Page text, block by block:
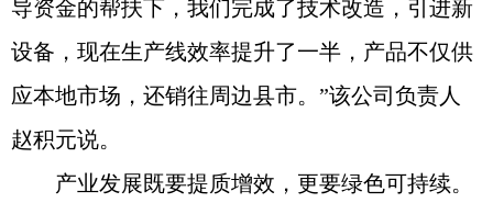
导资金的帮扶下，我们完成了技术改造，引进新
设备，现在生产线效率提升了一半，产品不仅供
应本地市场，还销往周边县市。”该公司负责人
赵积元说。
产业发展既要提质增效，更要绿色可持续。